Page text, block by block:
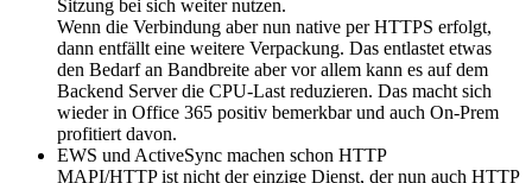
Sitzung bei sich weiter nutzen.
Wenn die Verbindung aber nun native per HTTPS erfolgt,
dann entfällt eine weitere Verpackung. Das entlastet etwas
den Bedarf an Bandbreite aber vor allem kann es auf dem
Backend Server die CPU-Last reduzieren. Das macht sich
wieder in Office 365 positiv bemerkbar und auch On-Prem
profitiert davon.
EWS und ActiveSync machen schon HTTP
MAPI/HTTP ist nicht der einzige Dienst, der nun auch HTTP